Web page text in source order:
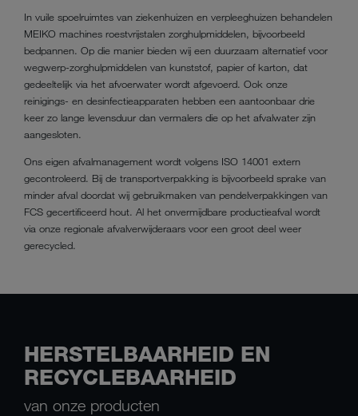
In vuile spoelruimtes van ziekenhuizen en verpleeghuizen behandelen
MEIKO machines roestvrijstalen zorghulpmiddelen, bijvoorbeeld
bedpannen. Op die manier bieden wij een duurzaam alternatief voor
wegwerp-zorghulpmiddelen van kunststof, papier of karton, dat
gedeeltelijk via het afvoerwater wordt afgevoerd. Ook onze
reinigings- en desinfectieapparaten hebben een aantoonbaar drie
keer zo lange levensduur dan vermalers die op het afvalwater zijn
aangesloten.
Ons eigen afvalmanagement wordt volgens ISO 14001 extern
gecontroleerd. Bij de transportverpakking is bijvoorbeeld sprake van
minder afval doordat wij gebruikmaken van pendelverpakkingen van
FCS gecertificeerd hout. Al het onvermijdbare productieafval wordt
via onze regionale afvalverwijderaars voor een groot deel weer
gerecycled.
HERSTELBAARHEID EN
RECYCLEBAARHEID
van onze producten